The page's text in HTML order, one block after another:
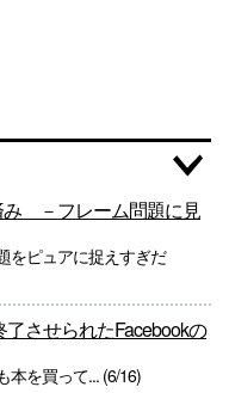
み －フレーム問題に見
をピュアに捉えすぎだ
させられたFacebookの
本を買って... (6/16)